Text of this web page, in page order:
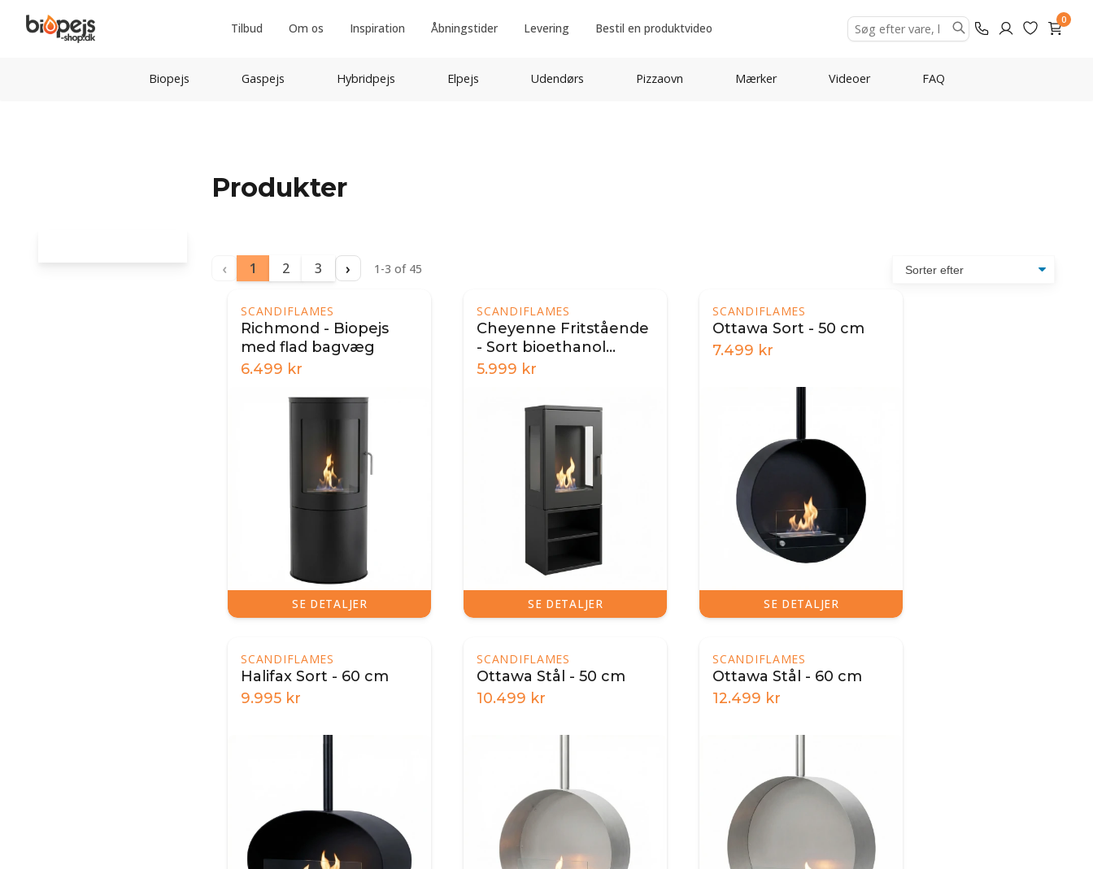
Tilbud Om os Inspiration Åbningstider Levering Bestil en produktvideo
0
Biopejs Gaspejs Hybridpejs Elpejs Udendørs Pizzaovn Mærker Videoer FAQ
Produkter
‹ 1 2 3 › 1-3 of 45
SCANDIFLAMES
Richmond - Biopejs
med flad bagvæg
6.499 kr
SE DETALJER
SCANDIFLAMES
Cheyenne Fritstående
- Sort bioethanol
brændeovn
5.999 kr
SE DETALJER
SCANDIFLAMES
Ottawa Sort - 50 cm
7.499 kr
SE DETALJER
SCANDIFLAMES
Halifax Sort - 60 cm
9.995 kr
SCANDIFLAMES
Ottawa Stål - 50 cm
10.499 kr
SCANDIFLAMES
Ottawa Stål - 60 cm
12.499 kr